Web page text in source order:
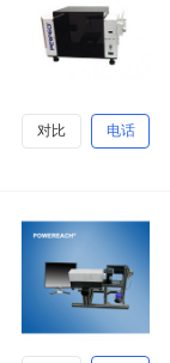
对比 电话